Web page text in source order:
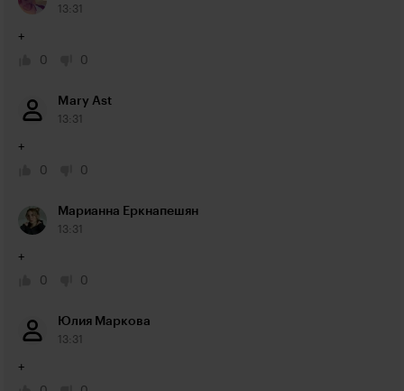
13:31
+
0
0
Mary Ast
13:31
+
0
0
Марианна Еркнапешян
13:31
+
0
0
Юлия Маркова
13:31
+